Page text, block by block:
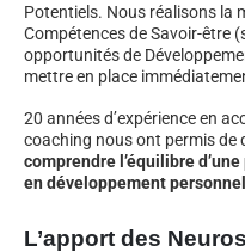
Potentiels. Nous réalisons la
Compétences de Savoir-être
opportunités de
mettre en place
20 années d’expérience en
coaching nous ont permis de
comprendre l’équilibre
en développement
L’apport des